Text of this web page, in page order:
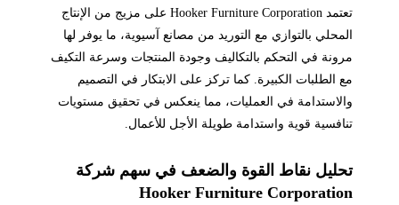
تعتمد Hooker Furniture Corporation على مزيج من الإنتاج
المحلي بالتوازي مع التوريد من مصانع آسيوية، ما يوفر لها
مرونة في التحكم بالتكاليف وجودة المنتجات وسرعة التكيف
مع الطلبات الكبيرة. كما تركز على الابتكار في التصميم
والاستدامة في العمليات، مما ينعكس في تحقيق مستويات
تنافسية قوية واستدامة طويلة الأجل للأعمال.
تحليل نقاط القوة والضعف في سهم شركة
Hooker Furniture Corporation